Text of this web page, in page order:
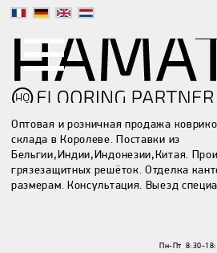
Оптовая и розничная продажа
склада в Королеве. Поставки из
Бельгии,Индии,Индонезии,Китая.
грязезащитных решёток. Отделка
размерам. Консультация. Выезд
Пн-Пт 8:30-